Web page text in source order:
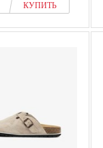
КУПИТЬ